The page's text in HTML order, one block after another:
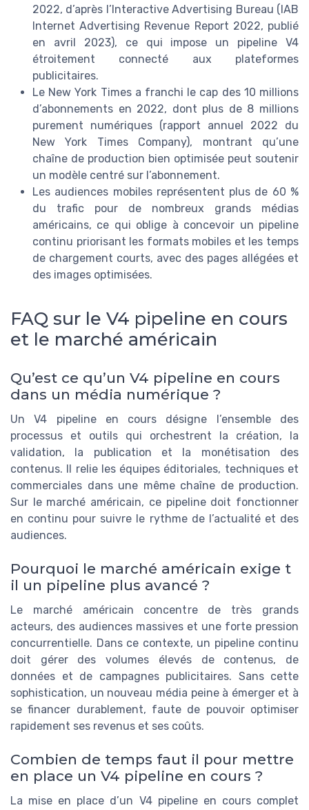
2022, d’après l’Interactive Advertising Bureau (IAB
Internet Advertising Revenue Report 2022, publié
en avril 2023), ce qui impose un pipeline V4
étroitement connecté aux plateformes
publicitaires.
Le New York Times a franchi le cap des 10 millions
d’abonnements en 2022, dont plus de 8 millions
purement numériques (rapport annuel 2022 du
New York Times Company), montrant qu’une
chaîne de production bien optimisée peut soutenir
un modèle centré sur l’abonnement.
Les audiences mobiles représentent plus de 60 %
du trafic pour de nombreux grands médias
américains, ce qui oblige à concevoir un pipeline
continu priorisant les formats mobiles et les temps
de chargement courts, avec des pages allégées et
des images optimisées.
FAQ sur le V4 pipeline en cours
et le marché américain
Qu’est ce qu’un V4 pipeline en cours
dans un média numérique ?
Un V4 pipeline en cours désigne l’ensemble des
processus et outils qui orchestrent la création, la
validation, la publication et la monétisation des
contenus. Il relie les équipes éditoriales, techniques et
commerciales dans une même chaîne de production.
Sur le marché américain, ce pipeline doit fonctionner
en continu pour suivre le rythme de l’actualité et des
audiences.
Pourquoi le marché américain exige t
il un pipeline plus avancé ?
Le marché américain concentre de très grands
acteurs, des audiences massives et une forte pression
concurrentielle. Dans ce contexte, un pipeline continu
doit gérer des volumes élevés de contenus, de
données et de campagnes publicitaires. Sans cette
sophistication, un nouveau média peine à émerger et à
se financer durablement, faute de pouvoir optimiser
rapidement ses revenus et ses coûts.
Combien de temps faut il pour mettre
en place un V4 pipeline en cours ?
La mise en place d’un V4 pipeline en cours complet